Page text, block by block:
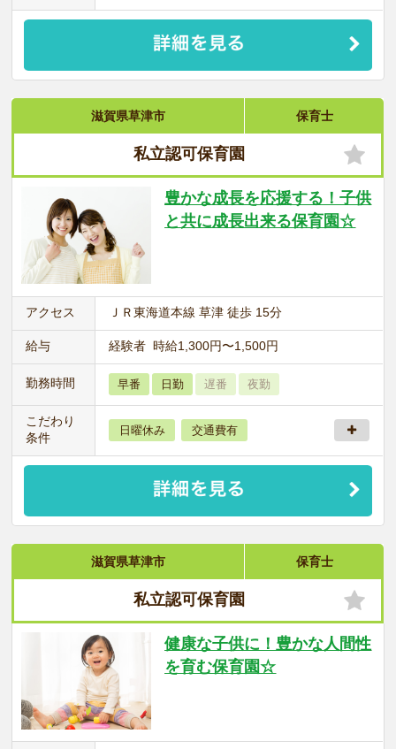
滋賀県草津市 保育士
私立認可保育園
豊かな成長を応援する！子供
と共に成長出来る保育園☆
アクセス ＪＲ東海道本線 草津 徒歩 15分
給与 経験者 時給1,300円〜1,500円
勤務時間 早番 日勤 遅番 夜勤
こだわり
条件
日曜休み 交通費有
滋賀県草津市 保育士
私立認可保育園
健康な子供に！豊かな人間性
を育む保育園☆